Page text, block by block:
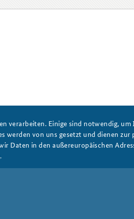
verarbeiten. Einige sind notwendig,
werden von uns gesetzt und dienen
Daten in den außereuropäischen
.